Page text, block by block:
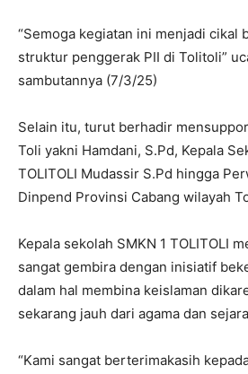
“Semoga kegiatan ini menjadi cikal
struktur penggerak PII di Tolitoli”
sambutannya (7/3/25)
Selain itu, turut berhadir
Toli yakni Hamdani, S.Pd, Kepala
TOLITOLI Mudassir S.Pd hingga
Dinpend Provinsi Cabang wilayah
Kepala sekolah SMKN 1 TOLITOLI
sangat gembira dengan inisiatif
dalam hal membina keislaman
sekarang jauh dari agama dan
“Kami sangat berterimakasih